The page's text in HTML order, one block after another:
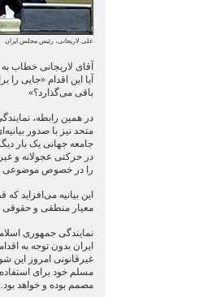
علی لاریجانی، رئیس مجلس ایران
آقای لاریجانی خطاب
آیا این اقدام «جایی
باقی می‌گذارد؟»
در همین رابطه،
متحد نیز با صدور
جامعه جهانی یک بار
در حرکتی عجولانه و
را در خصوص موضوعی
معیار منطقی و حقوقی
نمایندگی جمهوری
ایران بدون توجه به
غیرقانونی امروز این
مسلم خود برای
مصمم بوده و خواهد